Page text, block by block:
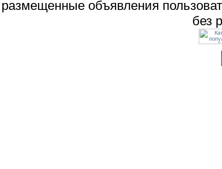
размещенные объявления
без